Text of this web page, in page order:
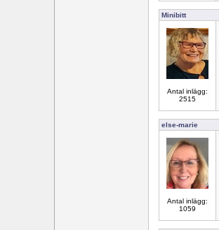
Minibitt
Antal inlägg:
2515
else-marie
Antal inlägg:
1059